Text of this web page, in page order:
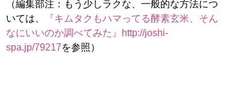
（編集部注：もう少しラクな、一般的な方法につ
いては、
『キムタクもハマってる酵素玄米、そん
なにいいのか調べてみた』http://joshi-
spa.jp/79217を参照）